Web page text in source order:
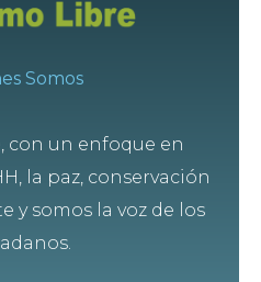
Somos
con un enfoque en
la paz, conservación
y somos la voz de los